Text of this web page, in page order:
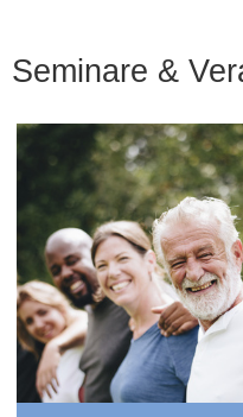
Seminare &